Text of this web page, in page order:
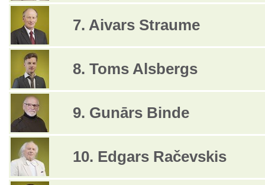
7. Aivars Straume
8. Toms Alsbergs
9. Gunārs Binde
10. Edgars Račevskis